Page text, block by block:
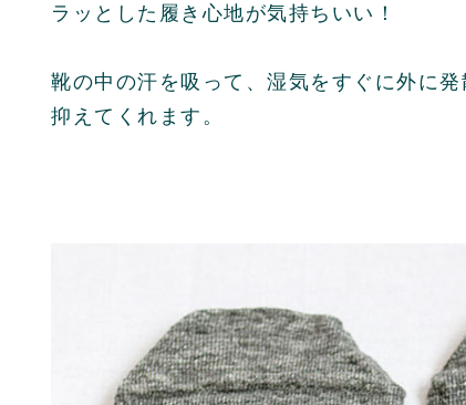
ラッとした履き心地が気持ちいい！
靴の中の汗を吸って、湿気をすぐに外に
抑えてくれます。